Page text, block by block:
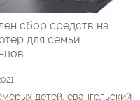
сбор средств на
для семьи
детей, евангельский